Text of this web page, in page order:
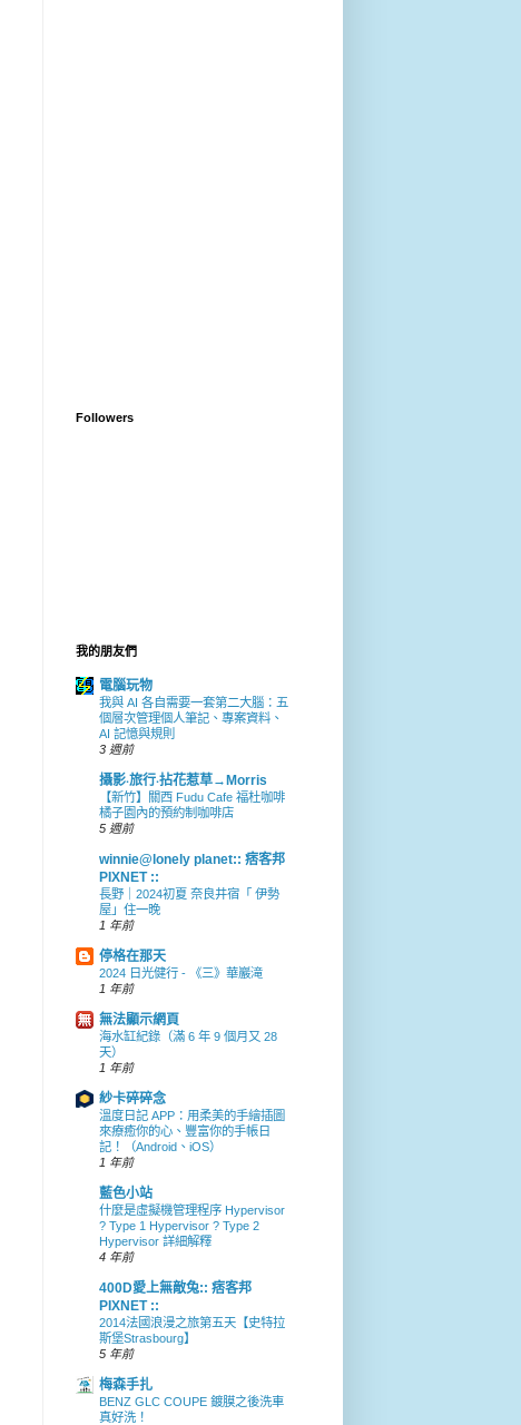
Followers
我的朋友們
電腦玩物
我與 AI 各自需要一套第二大腦：五
個層次管理個人筆記、專案資料、
AI 記憶與規則
3 週前
攝影‧旅行‧拈花惹草→Morris
【新竹】關西 Fudu Cafe 福杜咖啡
橘子園內的預約制咖啡店
5 週前
winnie@lonely planet:: 痞客邦
PIXNET ::
長野｜2024初夏 奈良井宿「 伊勢
屋」住一晚
1 年前
停格在那天
2024 日光健行 - 《三》華巖滝
1 年前
無法顯示網頁
海水缸紀錄（滿 6 年 9 個月又 28
天）
1 年前
紗卡碎碎念
溫度日記 APP：用柔美的手繪插圖
來療癒你的心、豐富你的手帳日
記！（Android、iOS）
1 年前
藍色小站
什麼是虛擬機管理程序 Hypervisor
? Type 1 Hypervisor ? Type 2
Hypervisor 詳細解釋
4 年前
400D愛上無敵兔:: 痞客邦
PIXNET ::
2014法國浪漫之旅第五天【史特拉
斯堡Strasbourg】
5 年前
梅森手扎
BENZ GLC COUPE 鍍膜之後洗車
真好洗！